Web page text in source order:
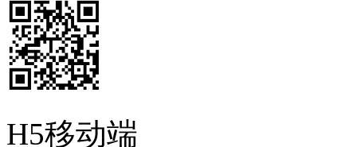
H5移动端